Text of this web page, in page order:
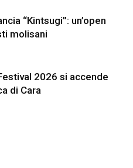
“Kintsugi”: un’open
molisani
2026 si accende
di Cara